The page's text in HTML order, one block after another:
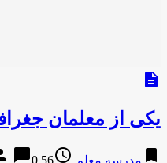
description
یکی از معلمان
bookmark مدرسه معلم access_time
56 years ago
chat_bubble0